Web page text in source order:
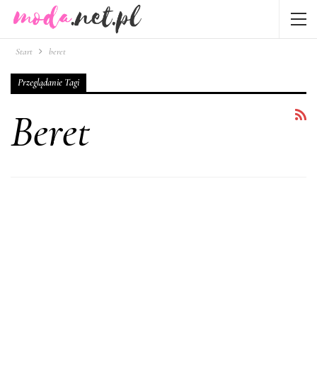
Start beret
Przeglądanie Tagi
Beret